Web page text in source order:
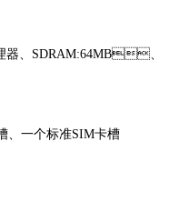
器、SDRAM:64MB、
、一个标准SIM卡槽